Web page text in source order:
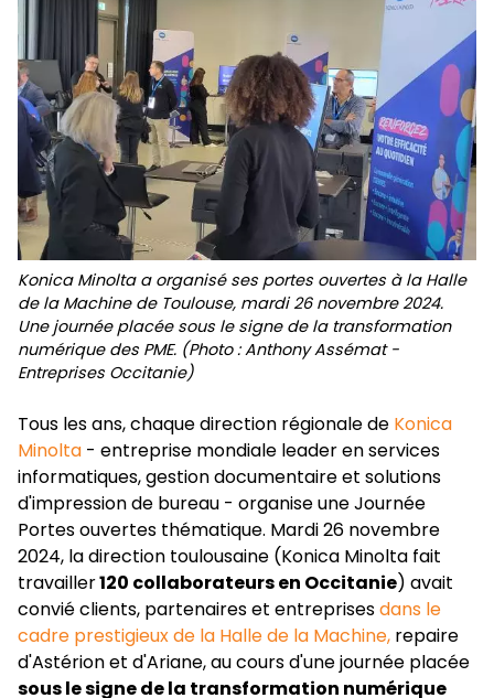
Konica Minolta a organisé ses portes ouvertes à la Halle
de la Machine de Toulouse, mardi 26 novembre 2024.
Une journée placée sous le signe de la transformation
numérique des PME. (Photo : Anthony Assémat -
Entreprises Occitanie)
Tous les ans, chaque direction régionale de Konica
Minolta - entreprise mondiale leader en services
informatiques, gestion documentaire et solutions
d'impression de bureau - organise une Journée
Portes ouvertes thématique. Mardi 26 novembre
2024, la direction toulousaine (Konica Minolta fait
travailler120 collaborateurs en Occitanie) avait
convié clients, partenaires et entreprisesdans le
cadre prestigieux de la Halle de la Machine, repaire
d'Astérion et d'Ariane, au cours d'une journée placée
sous le signe de la transformation numérique